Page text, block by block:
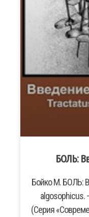
БОЛЬ:
Бойко М. БОЛЬ:
algosophicus.
(Серия